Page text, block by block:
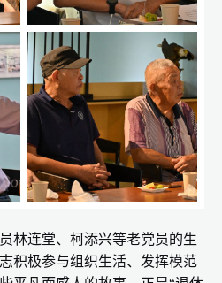
林连堂、柯添兴等老党员的生
积极参与组织生活、发挥模范